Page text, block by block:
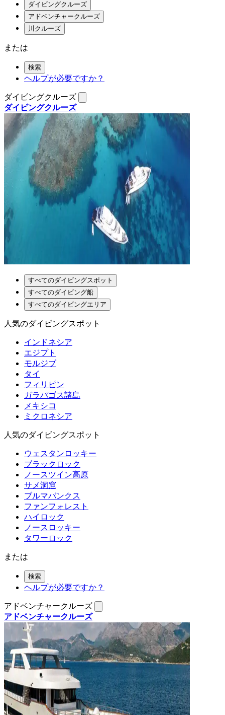
ダイビングクルーズ
アドベンチャークルーズ
川クルーズ
または
検索
ヘルプが必要ですか？
ダイビングクルーズ
ダイビングクルーズ
すべてのダイビングスポット
すべてのダイビング船
すべてのダイビングエリア
人気のダイビングスポット
インドネシア
エジプト
モルジブ
タイ
フィリピン
ガラパゴス諸島
メキシコ
ミクロネシア
人気のダイビングスポット
ウェスタンロッキー
ブラックロック
ノースツイン高原
サメ洞窟
ブルマバンクス
ファンフォレスト
ハイロック
ノースロッキー
タワーロック
または
検索
ヘルプが必要ですか？
アドベンチャークルーズ
アドベンチャークルーズ